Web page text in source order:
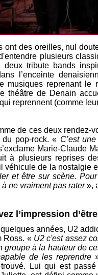
ont des oreilles, nul
plusieurs
deux tribute bands
l’enceinte
musiques reprenant
théâtre de Denain
reprennent (comme
de ces deux rendez-
pop-rock. « C’est
Marie-Claude
à plusieurs reprises
véhicule de la nostalgie
et être sur scène.
à ne vraiment pas rater»,
l’impression
années, U2
Ross. « U2 c'est assez
groupe à la hauteur de
de les reprendre
Lui qui est